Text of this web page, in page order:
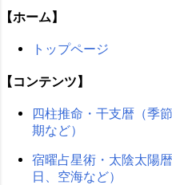
【ホーム】
トップページ
【コンテンツ】
四柱推命・干支暦（季
期など）
宿曜占星術・太陰太陽
日、空海など）